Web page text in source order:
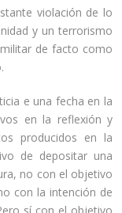
violación de lo
y un terrorismo
de facto como
e una fecha en la
en la reflexión y
producidos en la
de depositar una
no con el objetivo
con la intención de